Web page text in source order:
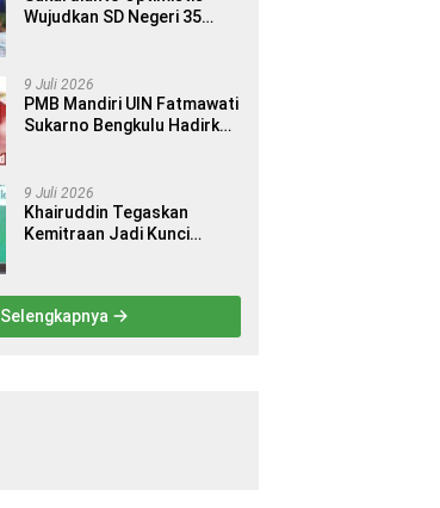
Wujudkan SD Negeri 35
Berdaya Saing
9 Juli 2026
PMB Mandiri UIN Fatmawati
Sukarno Bengkulu Hadirkan
9 Juli 2026
Khairuddin Tegaskan
Kemitraan Jadi Kunci
Selengkapnya